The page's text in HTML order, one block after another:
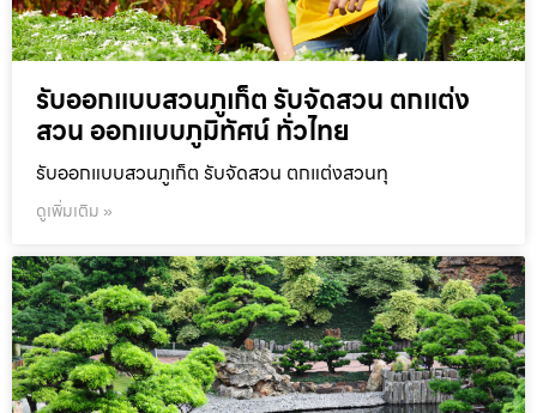
รับออกแบบสวนภูเก็ต รับจัดสวน ตกแต่ง
สวน ออกแบบภูมิทัศน์ ทั่วไทย
รับออกแบบสวนภูเก็ต รับจัดสวน ตกแต่งสวนทุ
ดูเพิ่มเติม »